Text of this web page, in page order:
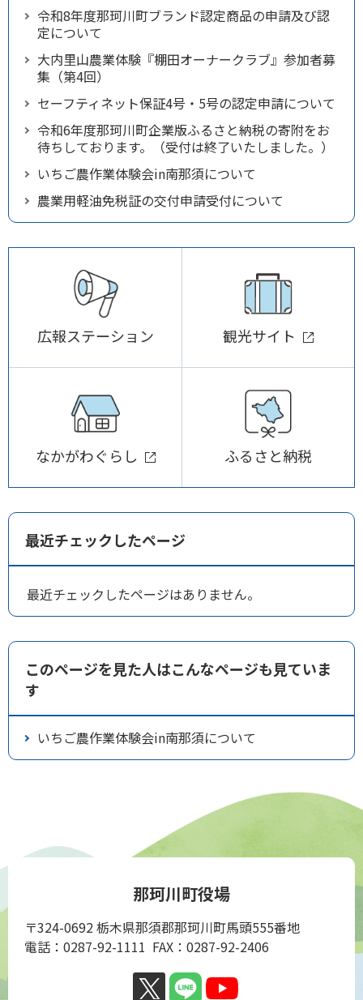
令和8年度那珂川町ブランド認定商品の申請及び認
定について
大内里山農業体験『棚田オーナークラブ』参加者募
集（第4回）
セーフティネット保証4号・5号の認定申請について
令和6年度那珂川町企業版ふるさと納税の寄附をお
待ちしております。（受付は終了いたしました。）
いちご農作業体験会in南那須について
農業用軽油免税証の交付申請受付について
広報ステーション 観光サイト
なかがわぐらし ふるさと納税
最近チェックしたページ
最近チェックしたページはありません。
このページを見た人はこんなページも見ていま
す
いちご農作業体験会in南那須について
那珂川町役場
〒324-0692 栃木県那須郡那珂川町馬頭555番地
電話：0287-92-1111 FAX：0287-92-2406